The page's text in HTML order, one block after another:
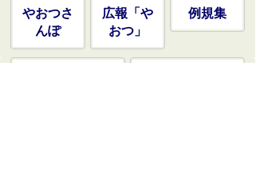
やおつさ
んぽ
広報「や
おつ」
例規集